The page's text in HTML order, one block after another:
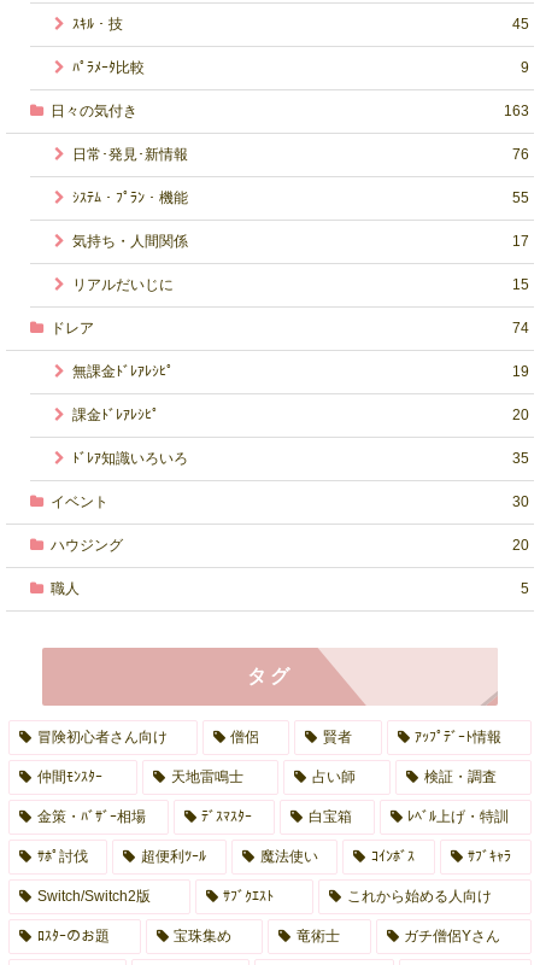
ｽｷﾙ・技 45
ﾊﾟﾗﾒｰﾀ比較 9
日々の気付き 163
日常･発見･新情報 76
ｼｽﾃﾑ・ﾌﾟﾗﾝ・機能 55
気持ち・人間関係 17
リアルだいじに 15
ドレア 74
無課金ﾄﾞﾚｱﾚｼﾋﾟ 19
課金ﾄﾞﾚｱﾚｼﾋﾟ 20
ﾄﾞﾚｱ知識いろいろ 35
イベント 30
ハウジング 20
職人 5
タグ
冒険初心者さん向け 僧侶 賢者 ｱｯﾌﾟﾃﾞｰﾄ情報
仲間ﾓﾝｽﾀｰ 天地雷鳴士 占い師 検証・調査
金策・ﾊﾞｻﾞｰ相場 ﾃﾞｽﾏｽﾀｰ 白宝箱 ﾚﾍﾞﾙ上げ・特訓
ｻﾎﾟ討伐 超便利ﾂｰﾙ 魔法使い ｺｲﾝﾎﾞｽ ｻﾌﾞｷｬﾗ
Switch/Switch2版 ｻﾌﾞｸｴｽﾄ これから始める人向け
ﾛｽﾀｰのお題 宝珠集め 竜術士 ガチ僧侶Yさん